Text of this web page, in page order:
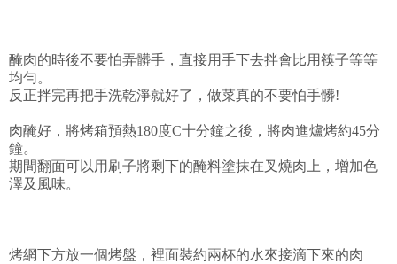
醃肉的時後不要怕弄髒手，直接用手下去拌會比用筷子等等
均勻。
反正拌完再把手洗乾淨就好了，做菜真的不要怕手髒!
肉醃好，將烤箱預熱180度C十分鐘之後，將肉進爐烤約45分
鐘。
期間翻面可以用刷子將剩下的醃料塗抹在叉燒肉上，增加色
澤及風味。
烤網下方放一個烤盤，裡面裝約兩杯的水來接滴下來的肉